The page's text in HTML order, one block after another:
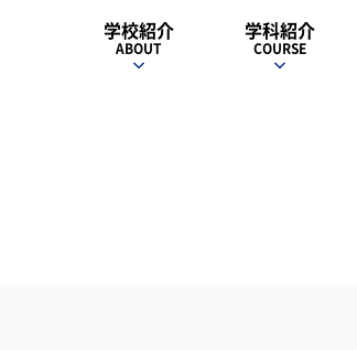
学校紹介
ABOUT
学科紹介
COURSE